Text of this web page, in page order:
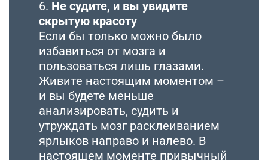
6. Не судите, и вы увидите
скрытую красоту
Если бы только можно было
избавиться от мозга и
пользоваться лишь глазами.
Живите настоящим моментом –
и вы будете меньше
анализировать, судить и
утруждать мозг расклеиванием
ярлыков направо и налево. В
настоящем моменте привычный